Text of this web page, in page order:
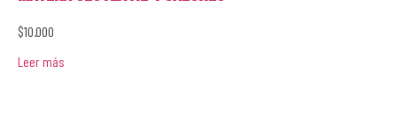
$10.000
Leer más